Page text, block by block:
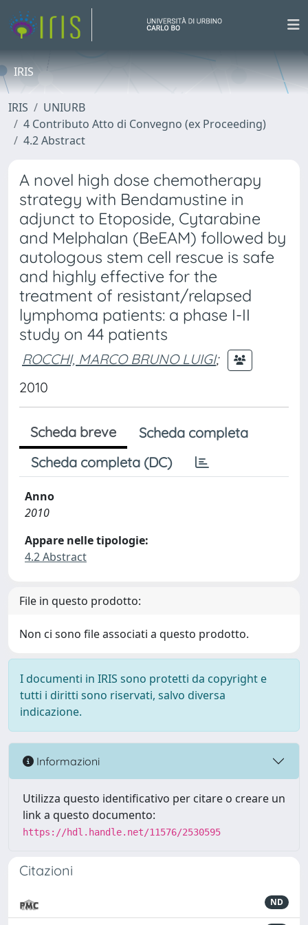
IRIS
IRIS
UNIURB
4 Contributo Atto di Convegno (ex Proceeding)
4.2 Abstract
A novel high dose chemotherapy
strategy with Bendamustine in
adjunct to Etoposide, Cytarabine
and Melphalan (BeEAM) followed by
autologous stem cell rescue is safe
and highly effective for the
treatment of resistant/relapsed
lymphoma patients: a phase I-II
study on 44 patients
ROCCHI, MARCO BRUNO LUIGI;
2010
Scheda breve
Scheda completa
Scheda completa (DC)
Anno
2010
Appare nelle tipologie:
4.2 Abstract
File in questo prodotto:
Non ci sono file associati a questo prodotto.
I documenti in IRIS sono protetti da copyright e
tutti i diritti sono riservati, salvo diversa
indicazione.
Informazioni
Utilizza questo identificativo per citare o creare un
link a questo documento:
https://hdl.handle.net/11576/2530595
Citazioni
ND